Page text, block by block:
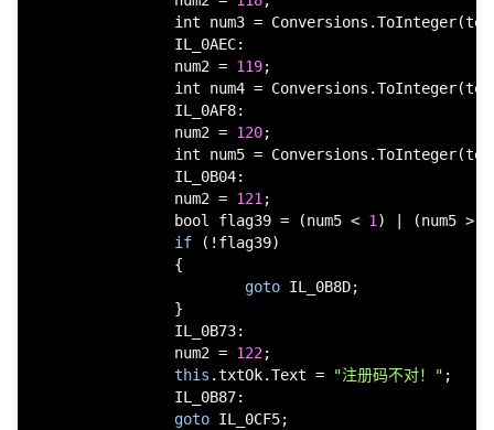
int num3 =
IL_0AEC:
num2 = 119;
int num4 =
IL_0AF8:
num2 = 120;
int num5 =
IL_0B04:
num2 = 121 ;
bool
flag39 = (num5 < 1 ) | (num5 >
if (!flag39)
{
goto IL_0B8D;
}
IL_0B73:
num2 = 122;
this .txtOk.Text = "注册码不对！" ;
IL_0B87:
goto IL_0CF5;